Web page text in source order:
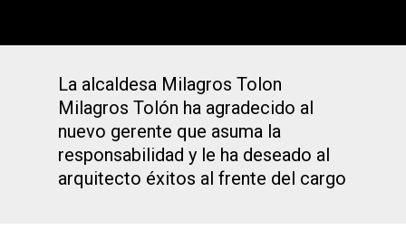
La alcaldesa Milagros Tolon
Milagros Tolón ha agradecido al
nuevo gerente que asuma la
responsabilidad y le ha deseado al
arquitecto éxitos al frente del cargo